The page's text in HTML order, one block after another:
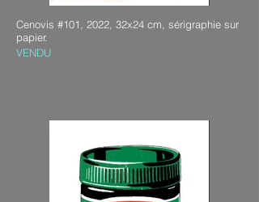
Cenovis #101, 2022, 32x24 cm, sérigraphie sur
papier.
VENDU